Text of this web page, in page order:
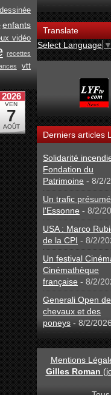
enfants
vidéo
recettes
vtt
Translate
Select Language
Derniers articles
Solidarité
Fondation du
Patrimoine - 8/2/
Un trafic
l'Essonne - 8/2/
USA : Marco
de la CPI - 8/2/
Un festival
Cinémathèque
française - 8/2/
Generali Open
chevaux et des
poneys - 8/2/2026
Mentions
Gilles Roman